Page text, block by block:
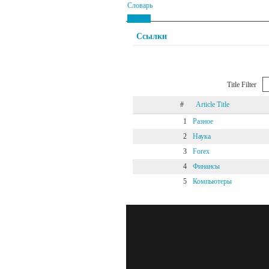
Словарь
Ссылки
Title Filter
#
Article Title
1
Разное
2
Наука
3
Forex
4
Финансы
5
Компьютеры